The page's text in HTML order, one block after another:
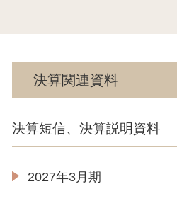
決算関連資料
決算短信、決算説明資料
2027年3月期